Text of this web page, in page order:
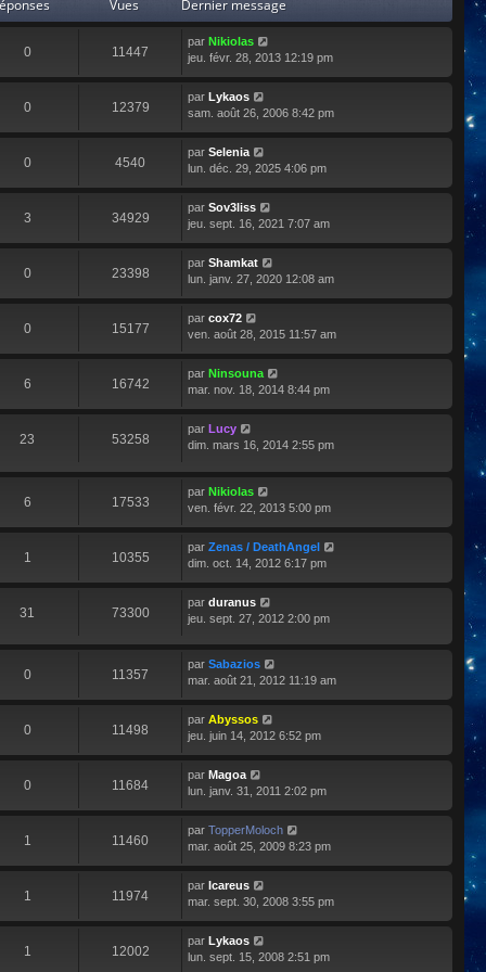
Vues Dernier message
0 11447
par Nikiolas
jeu. févr. 28, 2013 12:19 pm
0 12379
par Lykaos
sam. août 26, 2006 8:42 pm
0 4540
par Selenia
lun. déc. 29, 2025 4:06 pm
3 34929
par Sov3liss
jeu. sept. 16, 2021 7:07 am
0 23398
par Shamkat
lun. janv. 27, 2020 12:08 am
0 15177
par cox72
ven. août 28, 2015 11:57 am
6 16742
par Ninsouna
mar. nov. 18, 2014 8:44 pm
23 53258
par Lucy
dim. mars 16, 2014 2:55 pm
6 17533
par Nikiolas
ven. févr. 22, 2013 5:00 pm
1 10355
par Zenas / DeathAngel
dim. oct. 14, 2012 6:17 pm
31 73300
par duranus
jeu. sept. 27, 2012 2:00 pm
0 11357
par Sabazios
mar. août 21, 2012 11:19 am
0 11498
par Abyssos
jeu. juin 14, 2012 6:52 pm
0 11684
par Magoa
lun. janv. 31, 2011 2:02 pm
1 11460
par TopperMoloch
mar. août 25, 2009 8:23 pm
1 11974
par Icareus
mar. sept. 30, 2008 3:55 pm
1 12002
par Lykaos
lun. sept. 15, 2008 2:51 pm